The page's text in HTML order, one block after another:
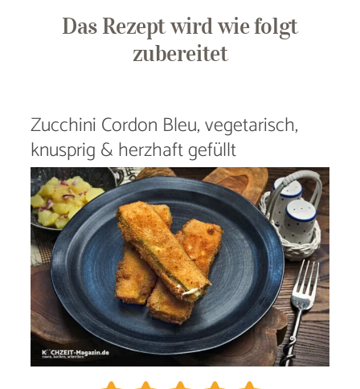
Das Rezept wird wie folgt
zubereitet
Zucchini Cordon Bleu, vegetarisch,
knusprig & herzhaft gefüllt